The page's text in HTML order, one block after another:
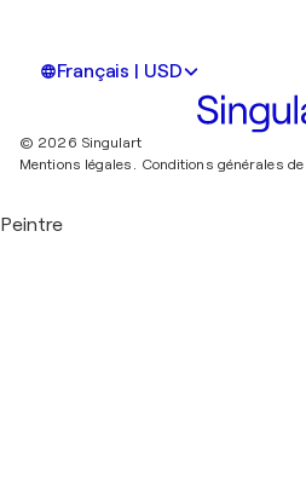
Français | USD
© 2026 Singulart
Mentions légales. Conditions générales de
Peintre